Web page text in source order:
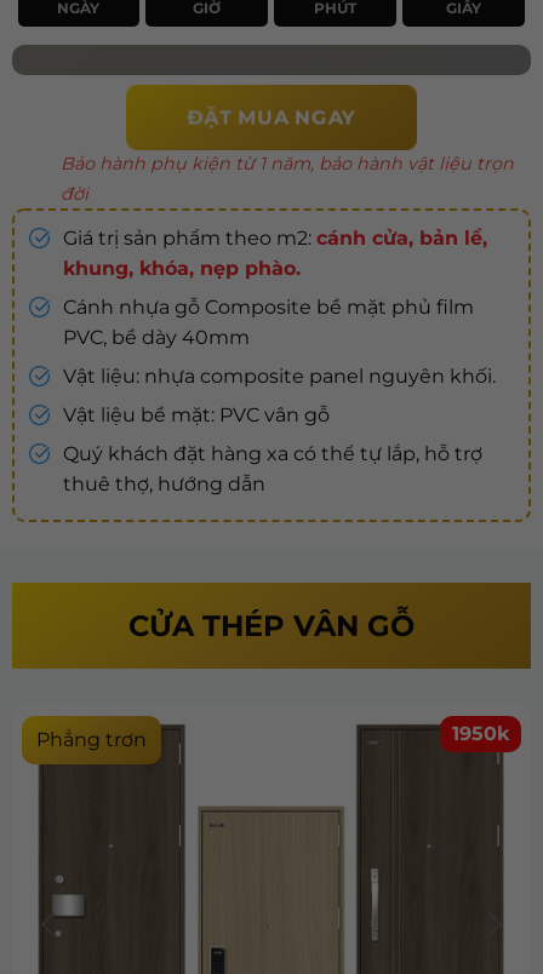
NGÀY GIỜ PHÚT GIÂY
ĐẶT MUA NGAY
Bảo hành phụ kiện từ 1 năm, bảo hành vật liệu trọn
đời
Giá trị sản phẩm theo m2: cánh cửa, bản lề,
khung, khóa, nẹp phào.
Cánh nhựa gỗ Composite bề mặt phủ film
PVC, bề dày 40mm
Vật liệu: nhựa composite panel nguyên khối.
Vật liệu bề mặt: PVC vân gỗ
Quý khách đặt hàng xa có thể tự lắp, hỗ trợ
thuê thợ, hướng dẫn
CỬA THÉP VÂN GỖ
Phẳng trơn 1950k